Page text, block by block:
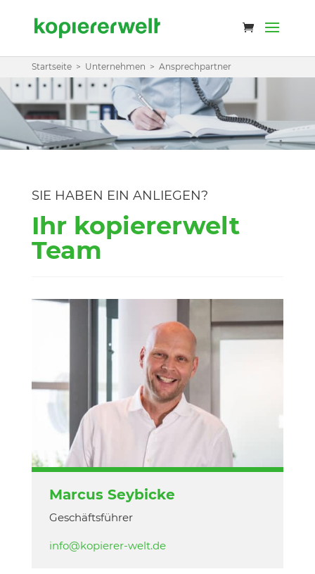
Startseite> Unternehmen > Ansprechpartner
SIE HABEN EIN ANLIEGEN?
Ihr kopiererwelt
Team
Marcus Seybicke
Geschäftsführer
info@kopierer-welt.de